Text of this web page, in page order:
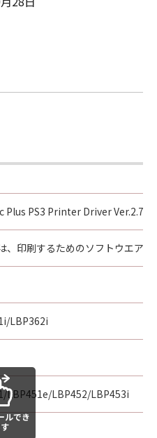
Plus PS3 Printer Driver Ver.2.72
、印刷するためのソフトウエアで
LBP362i
LBP451e/LBP452/LBP453i
ルでき